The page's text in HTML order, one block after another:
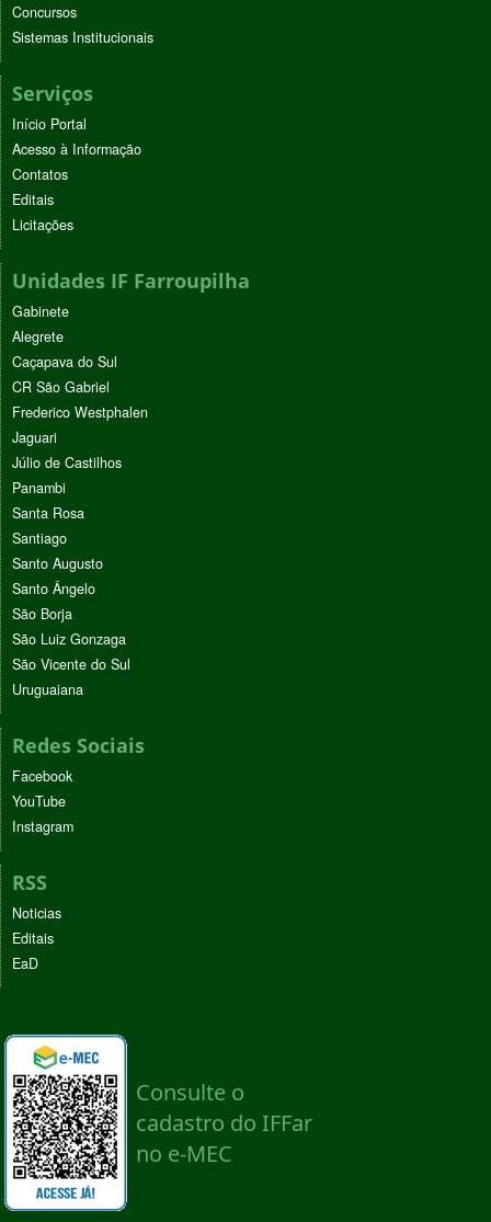
Concursos
Sistemas Institucionais
Serviços
Início Portal
Acesso à Informação
Contatos
Editais
Licitações
Unidades IF Farroupilha
Gabinete
Alegrete
Caçapava do Sul
CR São Gabriel
Frederico Westphalen
Jaguari
Júlio de Castilhos
Panambi
Santa Rosa
Santiago
Santo Augusto
Santo Ângelo
São Borja
São Luiz Gonzaga
São Vicente do Sul
Uruguaiana
Redes Sociais
Facebook
YouTube
Instagram
RSS
Noticias
Editais
EaD